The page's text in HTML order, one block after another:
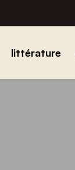
littérature